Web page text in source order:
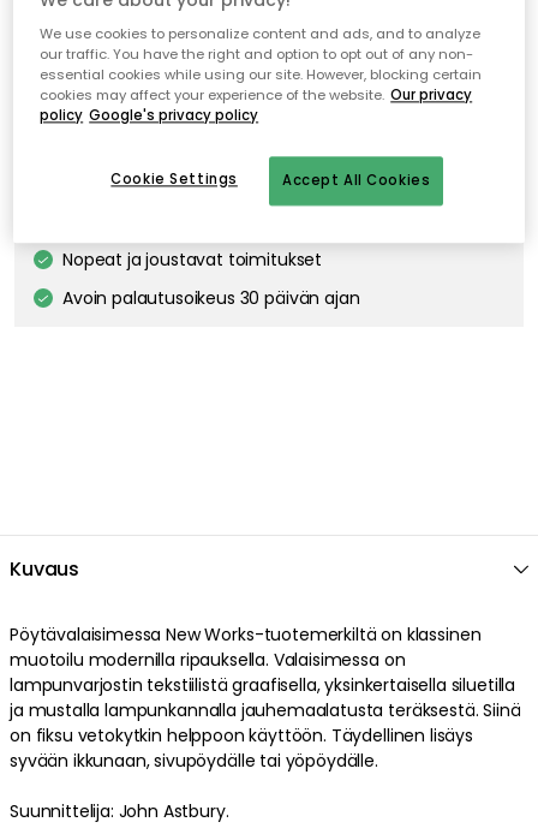
16.00 €
TALA
Gaia E27 LED-lamppu 6W
Nopeat ja joustavat toimitukset
Avoin palautusoikeus 30 päivän ajan
Kuvaus
Pöytävalaisimessa New Works-tuotemerkiltä on klassinen
muotoilu modernilla ripauksella. Valaisimessa on
lampunvarjostin tekstiilistä graafisella,yksinkertaisella siluetilla
ja mustalla lampunkannalla jauhemaalatusta teräksestä. Siinä
on fiksu vetokytkin helppoon käyttöön. Täydellinen lisäys
syvään ikkunaan, sivupöydälle tai yöpöydälle.
Suunnittelija: John Astbury.
We use cookies to personalize content and ads, and to analyze
our traffic. You have the right and option to opt out of any non-
essential cookies while using our site. However, blocking certain
cookies may affect your experience of the website. Our privacy
policy Google's privacy policy
Accept All Cookies
Cookie Settings